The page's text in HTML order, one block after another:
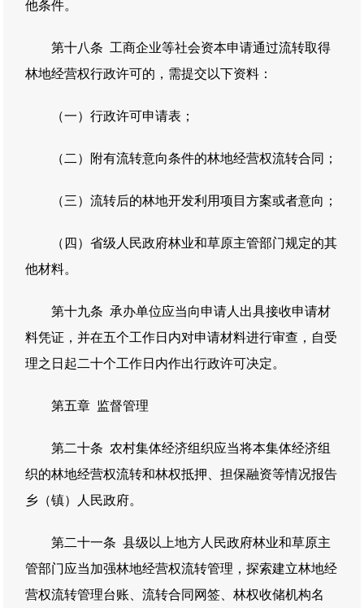
他条件。
第十八条 工商企业等社会资本申请通过流转取得
林地经营权行政许可的，需提交以下资料：
（一）行政许可申请表；
（二）附有流转意向条件的林地经营权流转合同；
（三）流转后的林地开发利用项目方案或者意向；
（四）省级人民政府林业和草原主管部门规定的其
他材料。
第十九条 承办单位应当向申请人出具接收申请材
料凭证，并在五个工作日内对申请材料进行审查，自受
理之日起二十个工作日内作出行政许可决定。
第五章 监督管理
第二十条 农村集体经济组织应当将本集体经济组
织的林地经营权流转和林权抵押、担保融资等情况报告
乡（镇）人民政府。
第二十一条 县级以上地方人民政府林业和草原主
管部门应当加强林地经营权流转管理，探索建立林地经
营权流转管理台账、流转合同网签、林权收储机构名